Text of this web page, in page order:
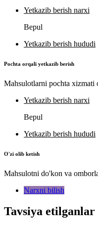
Yetkazib berish narxi
Bepul
Yetkazib berish hududi
Pochta orqali yetkazib berish
Mahsulotlarni pochta xizmati
Yetkazib berish narxi
Bepul
Yetkazib berish hududi
O'zi olib ketish
Mahsulotni do'kon va
Narxni bilish
Tavsiya etilganlar